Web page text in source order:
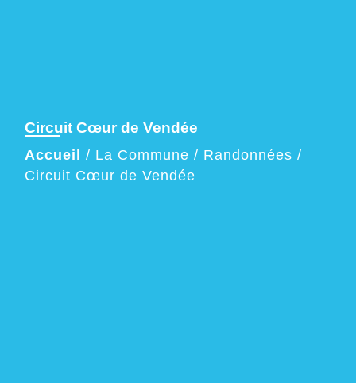
Circuit Cœur de Vendée
Accueil / La Commune / Randonnées /
Circuit Cœur de Vendée